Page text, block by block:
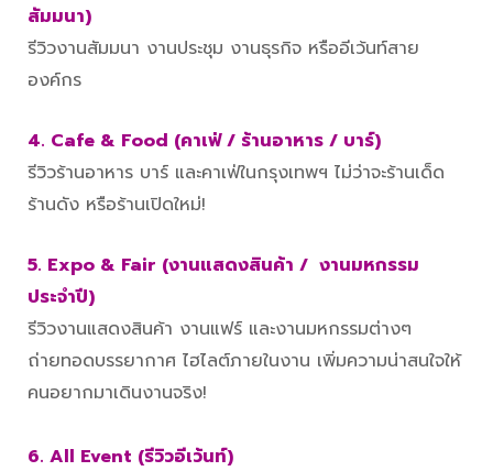
สัมมนา)
รีวิวงานสัมมนา งานประชุม งานธุรกิจ หรืออีเว้นท์สาย
องค์กร
4. Cafe & Food (คาเฟ่ / ร้านอาหาร / บาร์)
รีวิวร้านอาหาร บาร์ และคาเฟ่ในกรุงเทพฯ ไม่ว่าจะร้านเด็ด
ร้านดัง หรือร้านเปิดใหม่!
5. Expo & Fair (งานแสดงสินค้า / งานมหกรรม
ประจำปี)
รีวิวงานแสดงสินค้า งานแฟร์ และงานมหกรรมต่างๆ
ถ่ายทอดบรรยากาศ ไฮไลต์ภายในงาน เพิ่มความน่าสนใจให้
คนอยากมาเดินงานจริง!
6. All Event (รีวิวอีเว้นท์)